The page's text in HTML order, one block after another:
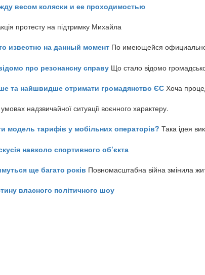
весом коляски и ее проходимостью
протесту на підтримку Михайла
известно на данный момент По имеющейся
про резонансну справу Що стало відомо
та найшвидше отримати громадянство ЄС Хоча
надзвичайної ситуації воєнного характеру.
модель тарифів у мобільних операторів? Така ідея
навколо спортивного об’єкта
ще багато років Повномасштабна війна змінила
власного політичного шоу